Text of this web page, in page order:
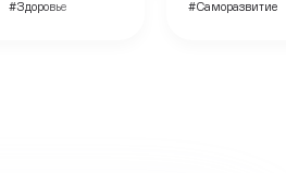
#Здоровье #Саморазвитие